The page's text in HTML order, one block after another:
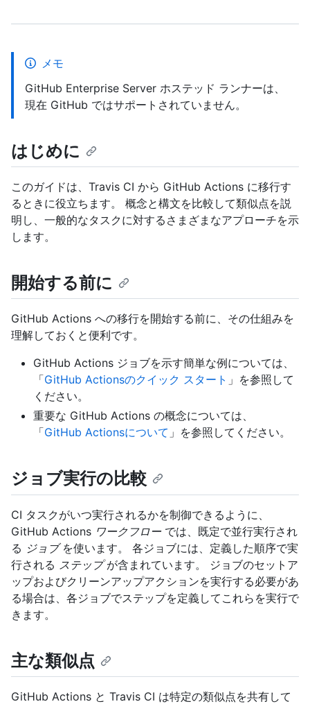
メモ
GitHub Enterprise Server ホステッド ランナーは、
現在 GitHub ではサポートされていません。
はじめに
このガイドは、Travis CI から GitHub Actions に移行す
るときに役立ちます。 概念と構文を比較して類似点を説
明し、一般的なタスクに対するさまざまなアプローチを示
します。
開始する前に
GitHub Actions への移行を開始する前に、その仕組みを
理解しておくと便利です。
GitHub Actions ジョブを示す簡単な例については、
「GitHub Actionsのクイック スタート 」を参照して
ください。
重要な GitHub Actions の概念については、
「GitHub Actionsについて 」を参照してください。
ジョブ実行の比較
CI タスクがいつ実行されるかを制御できるように、
GitHub Actions ワークフローでは、既定で並行実行され
る ジョブを使います。 各ジョブには、定義した順序で実
行される ステップが含まれています。 ジョブのセットア
ップおよびクリーンアップアクションを実行する必要があ
る場合は、各ジョブでステップを定義してこれらを実行で
きます。
主な類似点
GitHub Actions と Travis CI は特定の類似点を共有して